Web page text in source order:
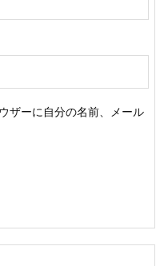
ザーに自分の名前、メール